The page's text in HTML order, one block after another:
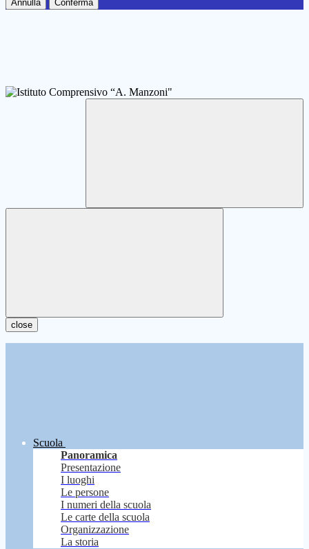
Annulla Conferma
close
Scuola
Panoramica
Presentazione
I luoghi
Le persone
I numeri della scuola
Le carte della scuola
Organizzazione
La storia